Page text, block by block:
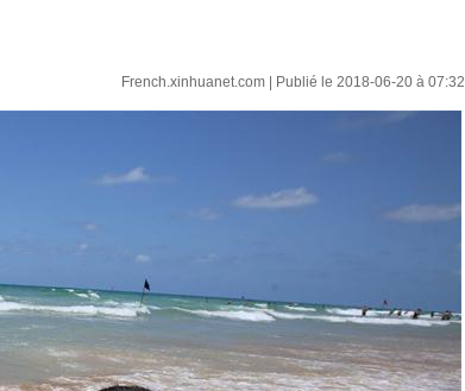
French.xinhuanet.com| Publié le 2018-06-20 à 07:32